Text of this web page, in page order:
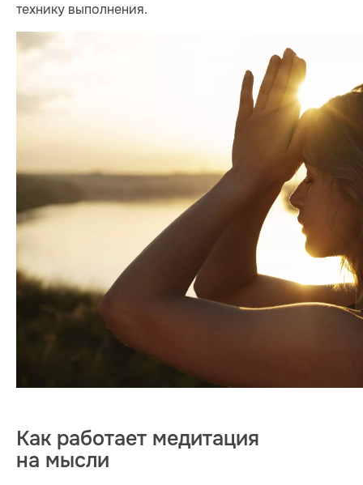
технику выполнения.
Как работает медитация
на мысли